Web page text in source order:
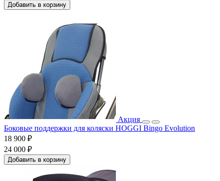
Добавить в корзину
Акция
Боковые поддержки для коляски HOGGI Bingo Evolution
18 900 ₽
24 000 ₽
Добавить в корзину